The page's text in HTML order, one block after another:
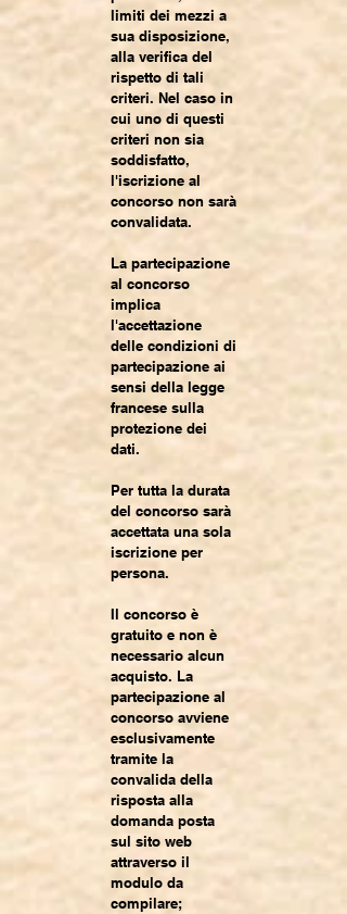
limiti dei mezzi a
sua disposizione,
alla verifica del
rispetto di tali
criteri. Nel caso in
cui uno di questi
criteri non sia
soddisfatto,
l'iscrizione al
concorso non sarà
convalidata.
La partecipazione
al concorso
implica
l'accettazione
delle condizioni di
partecipazione ai
sensi della legge
francese sulla
protezione dei
dati.
Per tutta la durata
del concorso sarà
accettata una sola
iscrizione per
persona.
Il concorso è
gratuito e non è
necessario alcun
acquisto. La
partecipazione al
concorso avviene
esclusivamente
tramite la
convalida della
risposta alla
domanda posta
sul sito web
attraverso il
modulo da
compilare;